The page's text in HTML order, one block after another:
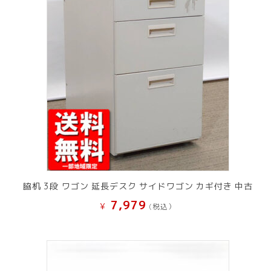
脇机 3段 ワゴン 延長デスク サイドワゴン カギ付き 中古
¥ 7,979 (税込）